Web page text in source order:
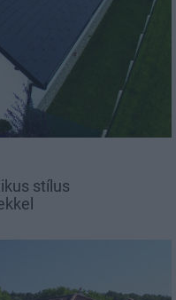
stílus